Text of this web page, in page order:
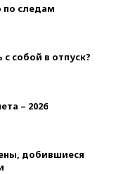
по следам
собой в отпуск?
– 2026
добившиеся